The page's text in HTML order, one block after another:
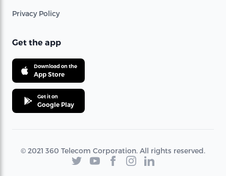
Privacy Policy
Get the app
Download on the
App Store
Get it on
Google Play
© 2021 360 Telecom Corporation. All rights reserved.